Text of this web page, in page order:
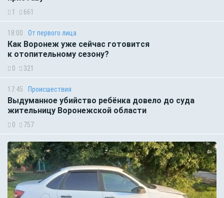
1 661
18:00 От первого лица
Как Воронеж уже сейчас готовится
к отопительному сезону?
0 321
17:45 Происшествия
Выдуманное убийство ребёнка довело до суда
жительницу Воронежской области
0 757